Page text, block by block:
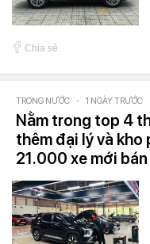
Chia sẻ
TRONG NƯỚC - 1 NGÀY TRƯỚC
Nằm trong top 4
thêm đại lý và kho
21.000 xe mới bán